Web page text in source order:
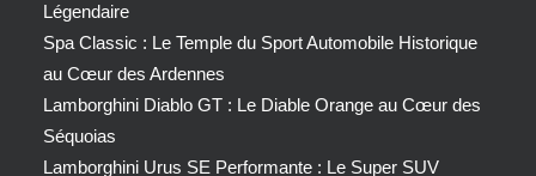
Légendaire
Spa Classic : Le Temple du Sport Automobile Historique
au Cœur des Ardennes
Lamborghini Diablo GT : Le Diable Orange au Cœur des
Séquoias
Lamborghini Urus SE Performante : Le Super SUV